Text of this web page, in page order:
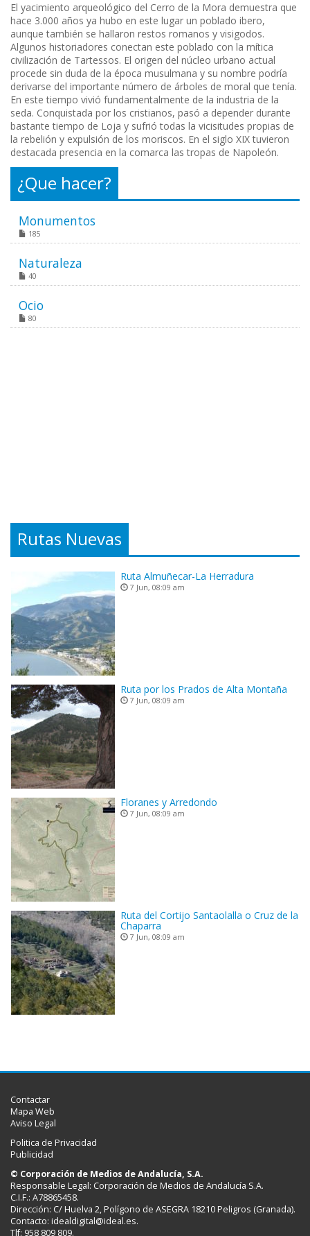
El yacimiento arqueológico del Cerro de la Mora demuestra que
hace 3.000 años ya hubo en este lugar un poblado ibero,
aunque también se hallaron restos romanos y visigodos.
Algunos historiadores conectan este poblado con la mítica
civilización de Tartessos. El origen del núcleo urbano actual
procede sin duda de la época musulmana y su nombre podría
derivarse del importante número de árboles de moral que tenía.
En este tiempo vivió fundamentalmente de la industria de la
seda. Conquistada por los cristianos, pasó a depender durante
bastante tiempo de Loja y sufrió todas la vicisitudes propias de
la rebelión y expulsión de los moriscos. En el siglo XIX tuvieron
destacada presencia en la comarca las tropas de Napoleón.
¿Que hacer?
Monumentos
185
Naturaleza
40
Ocio
80
Rutas Nuevas
Ruta Almuñecar-La Herradura
7 Jun, 08:09 am
Ruta por los Prados de Alta Montaña
7 Jun, 08:09 am
Floranes y Arredondo
7 Jun, 08:09 am
Ruta del Cortijo Santaolalla o Cruz de la
Chaparra
7 Jun, 08:09 am
Contactar
Mapa Web
Aviso Legal
Politica de Privacidad
Publicidad
© Corporación de Medios de Andalucía, S.A.
Responsable Legal: Corporación de Medios de Andalucía S.A.
C.I.F.: A78865458.
Dirección: C/ Huelva 2, Polígono de ASEGRA 18210 Peligros (Granada).
Contacto: idealdigital@ideal.es.
Tlf: 958 809 809.